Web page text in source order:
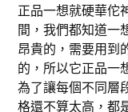
正品一想就硬華佗
間，我們都知道一
昂貴的，需要用到
的，所以它正品一
為了讓每個不同層
格還不算太高，都